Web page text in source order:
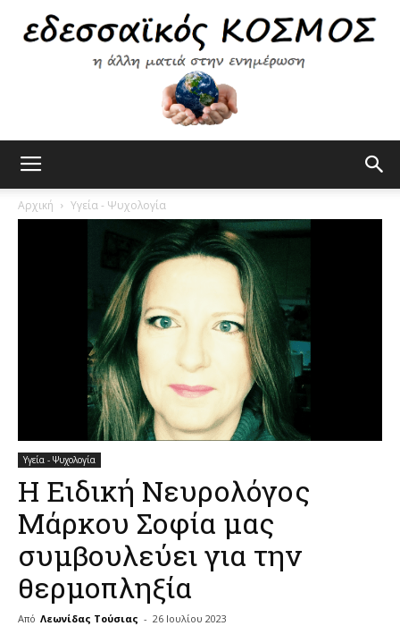
Κόσμος
Αρχική Υγεία - Ψυχολογία
Υγεία - Ψυχολογία
Η Ειδική Νευρολόγος
Μάρκου Σοφία μας
συμβουλεύει για την
θερμοπληξία
Από Λεωνίδας Τούσιας - 26 Ιουλίου 2023